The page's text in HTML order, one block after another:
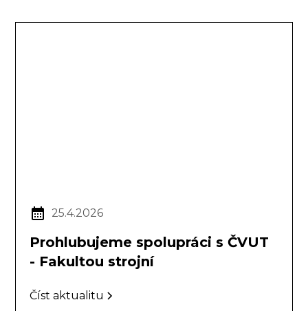
25.4.2026
Prohlubujeme spolupráci s ČVUT
- Fakultou strojní
Číst aktualitu